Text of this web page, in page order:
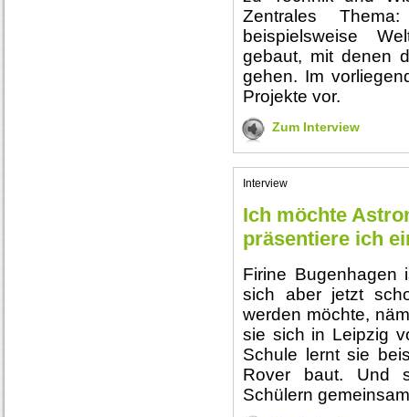
Zentrales
beispielsweise
gebaut, mit denen
gehen. Im
Projekte vor.
Zum Interview
Interview
Ich möchte
präsentiere ich
Firine Bugenhagen
sich aber jetzt
werden möchte,
sie sich in Leipzig
Schule lernt sie
Rover baut. Und
Schülern